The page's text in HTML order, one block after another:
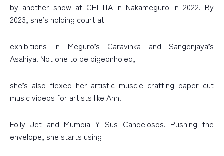
by another show at CHILITA in Nakameguro in 2022. By
2023, she’s holding court at
exhibitions in Meguro’s Caravinka and Sangenjaya’s
Asahiya. Not one to be pigeonholed,
she’s also flexed her artistic muscle crafting paper–cut
music videos for artists like Ahh!
Folly Jet and Mumbia Y Sus Candelosos. Pushing the
envelope, she starts using